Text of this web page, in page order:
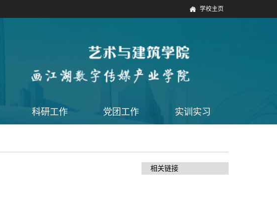
学校主页
科研工作 党团工作 实训实习
相关链接